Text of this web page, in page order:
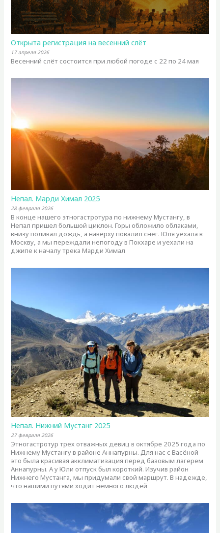
Открыта регистрация на весенний слёт
17 апреля 2026
Весенний слёт состоится при любой погоде с 22 по 24 мая
Непал. Марди Химал 2025
28 февраля 2026
В конце нашего этногастротура по нижнему Мустангу, в
Непал пришел большой циклон. Горы обложило облаками,
внизу поливал дождь, а наверху повалил снег. Юля уехала в
Москву, а мы переждали непогоду в Покхаре и уехали на
джипе к началу трека Марди Химал
Непал. Нижний Мустанг 2025
27 февраля 2026
Этногастротур трех отважных девиц в октябре 2025 года по
Нижнему Мустангу в районе Аннапурны. Для нас с Васёной
это была красивая акклиматизация перед базовым лагерем
Аннапурны. А у Юли отпуск был короткий. Изучив район
Нижнего Мустанга, мы придумали свой маршрут. В надежде,
что нашими путями ходит немного людей